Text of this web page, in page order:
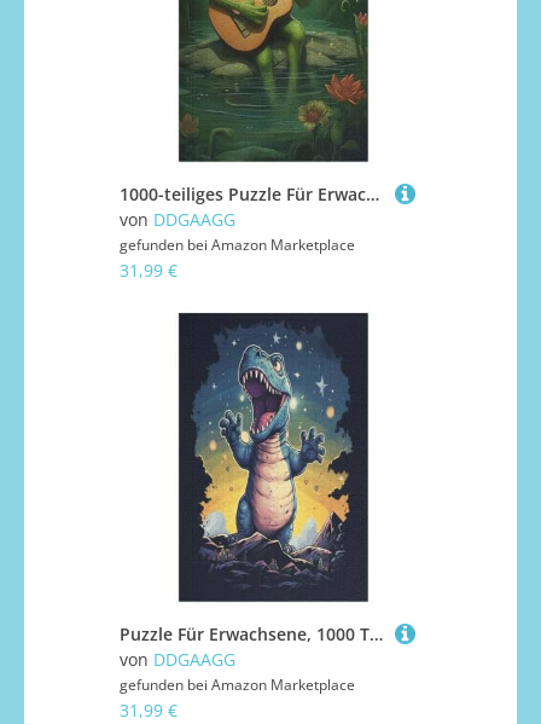
1000-teiliges Puzzle Für Erwachsene, Frosch Playing Guitar -Puzzles, Dekompressionsspiel, Spielzeugpuzzles, Geburtstagsgeschenke （78×53cm）
von DDGAAGG
gefunden bei Amazon Marketplace
31,99 €
Puzzle Für Erwachsene, 1000 Teile, Dinosaurier, Holzpuzzle, Geburtstagsgeschenke, Puzzle Wanddekoration （78×53cm）
von DDGAAGG
gefunden bei Amazon Marketplace
31,99 €